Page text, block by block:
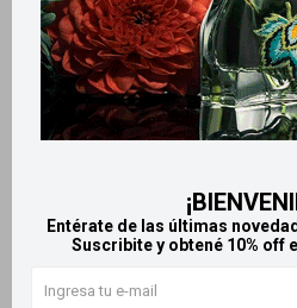
Entérate de las últimas
Suscribite y obtené 10% off
Productos que te